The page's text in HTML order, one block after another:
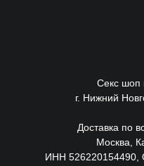
Секс шоп
г. Нижний
Доставка по
Москва,
ИНН 526220154490,